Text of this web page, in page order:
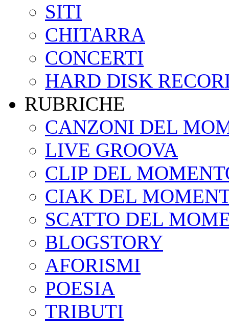
SITI
CHITARRA
CONCERTI
HARD DISK
RUBRICHE
CANZONI DEL
LIVE GROOVA
CLIP DEL
CIAK DEL
SCATTO DEL
BLOGSTORY
AFORISMI
POESIA
TRIBUTI